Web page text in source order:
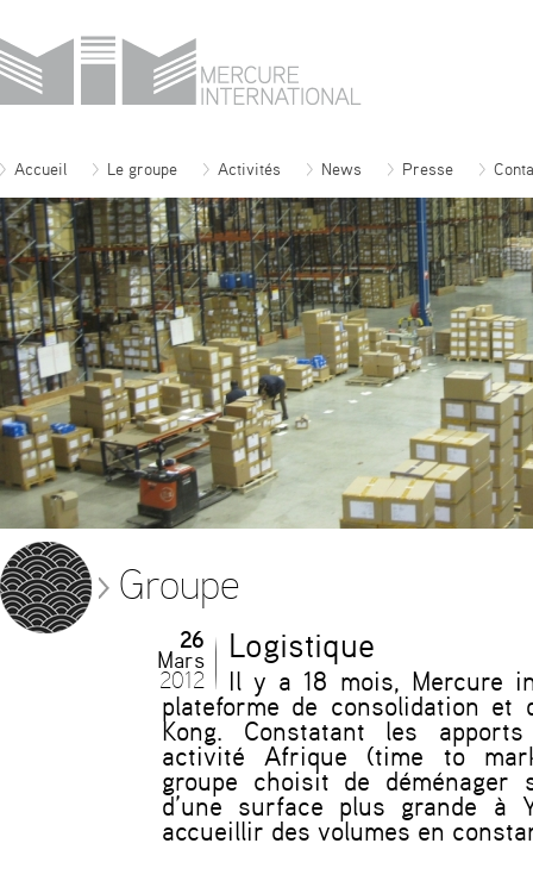
Accueil Le groupe Activités News Presse
Groupe
26
Mars
2012
Logistique
Il y a 18 mois, Mercure
plateforme de consolidation
Kong. Constatant les
activité Afrique (time to
groupe choisit de déménager
d’une surface plus grande à
accueillir des volumes en